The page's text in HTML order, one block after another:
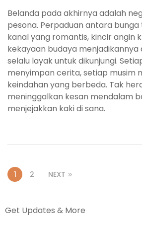
Belanda pada akhirnya adalah
pesona. Perpaduan antara bunga
kanal yang romantis, kincir angin
kekayaan budaya menjadikannya
selalu layak untuk dikunjungi.
menyimpan cerita, setiap musim
keindahan yang berbeda. Tak
meninggalkan kesan mendalam
menjejakkan kaki di sana.
1 2 NEXT
Get Updates & More